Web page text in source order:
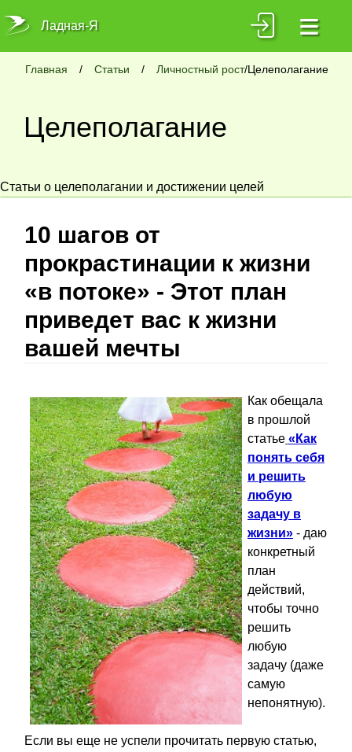
Ладная-Я ≡
Главная / Статьи / Личностный рост/Целеполагание
Целеполагание
Статьи о целеполагании и достижении целей
10 шагов от
прокрастинации к жизни
«в потоке» - Этот план
приведет вас к жизни
вашей мечты
Как обещала
в прошлой
статье «Как
понять себя
и решить
любую
задачу в
жизни» - даю
конкретный
план
действий,
чтобы точно
решить
любую
задачу (даже
самую
непонятную).
Если вы еще не успели прочитать первую статью,